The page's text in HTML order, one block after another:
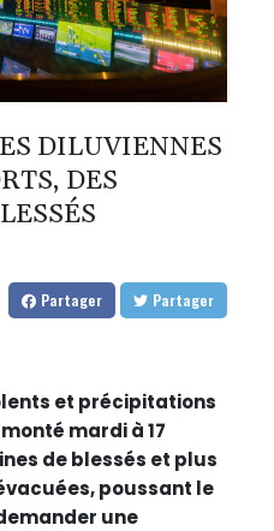
DILUVIENNES
DES
Partager Partager
et précipitations
mardi à 17
de blessés et plus
poussant le
une